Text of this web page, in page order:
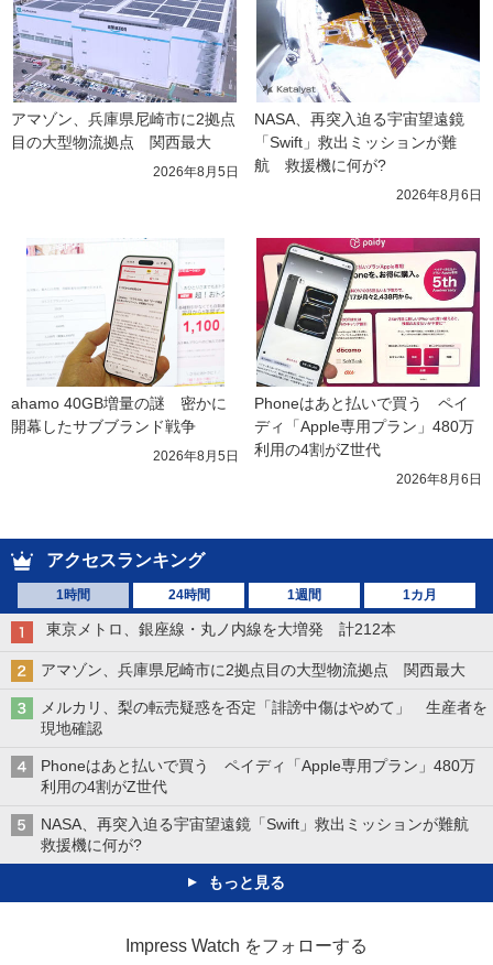
アマゾン、兵庫県尼崎市に2拠点
目の大型物流拠点　関西最大
2026年8月5日
NASA、再突入迫る宇宙望遠鏡
「Swift」救出ミッションが難
航　救援機に何が?
2026年8月6日
ahamo 40GB増量の謎　密かに
開幕したサブブランド戦争
2026年8月5日
Phoneはあと払いで買う　ペイ
ディ「Apple専用プラン」480万
利用の4割がZ世代
2026年8月6日
アクセスランキング
1時間 24時間 1週間 1カ月
東京メトロ、銀座線・丸ノ内線を大増発 計212本
アマゾン、兵庫県尼崎市に2拠点目の大型物流拠点 関西最大
メルカリ、梨の転売疑惑を否定「誹謗中傷はやめて」 生産者を
現地確認
Phoneはあと払いで買う ペイディ「Apple専用プラン」480万
利用の4割がZ世代
NASA、再突入迫る宇宙望遠鏡「Swift」救出ミッションが難航
救援機に何が?
もっと見る
Impress Watch をフォローする